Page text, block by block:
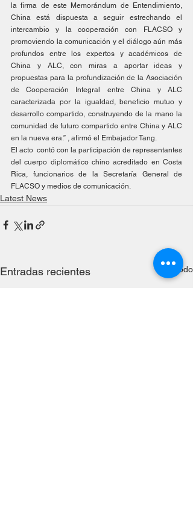
la firma de este Memorándum de Entendimiento,
China está dispuesta a seguir estrechando el
intercambio y la cooperación con FLACSO y
promoviendo la comunicación y el diálogo aún más
profundos entre los expertos y académicos de
China y ALC, con miras a aportar ideas y
propuestas para la profundización de la Asociación
de Cooperación Integral entre China y ALC
caracterizada por la igualdad, beneficio mutuo y
desarrollo compartido, construyendo de la mano la
comunidad de futuro compartido entre China y ALC
en la nueva era.” , afirmó el Embajador Tang.
El acto  contó con la participación de representantes
del cuerpo diplomático chino acreditado en Costa
Rica, funcionarios de la Secretaría General de
FLACSO y medios de comunicación.
Latest News
Entradas recientes Ver todo